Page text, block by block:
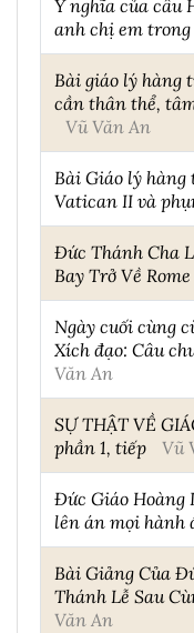
anh chị em trong
Bài giáo lý hàng
cần thân thể,
Vũ Văn An
Bài Giáo lý hàng
Vatican II và
Đức Thánh Cha
Bay Trở Về
Ngày cuối cùng
Xích đạo: Câu
Văn An
SỰ THẬT VỀ
phần 1, tiếp
Vũ
Đức Giáo Hoàng
lên án mọi hành
Bài Giảng Của
Thánh Lễ Sau
Văn An